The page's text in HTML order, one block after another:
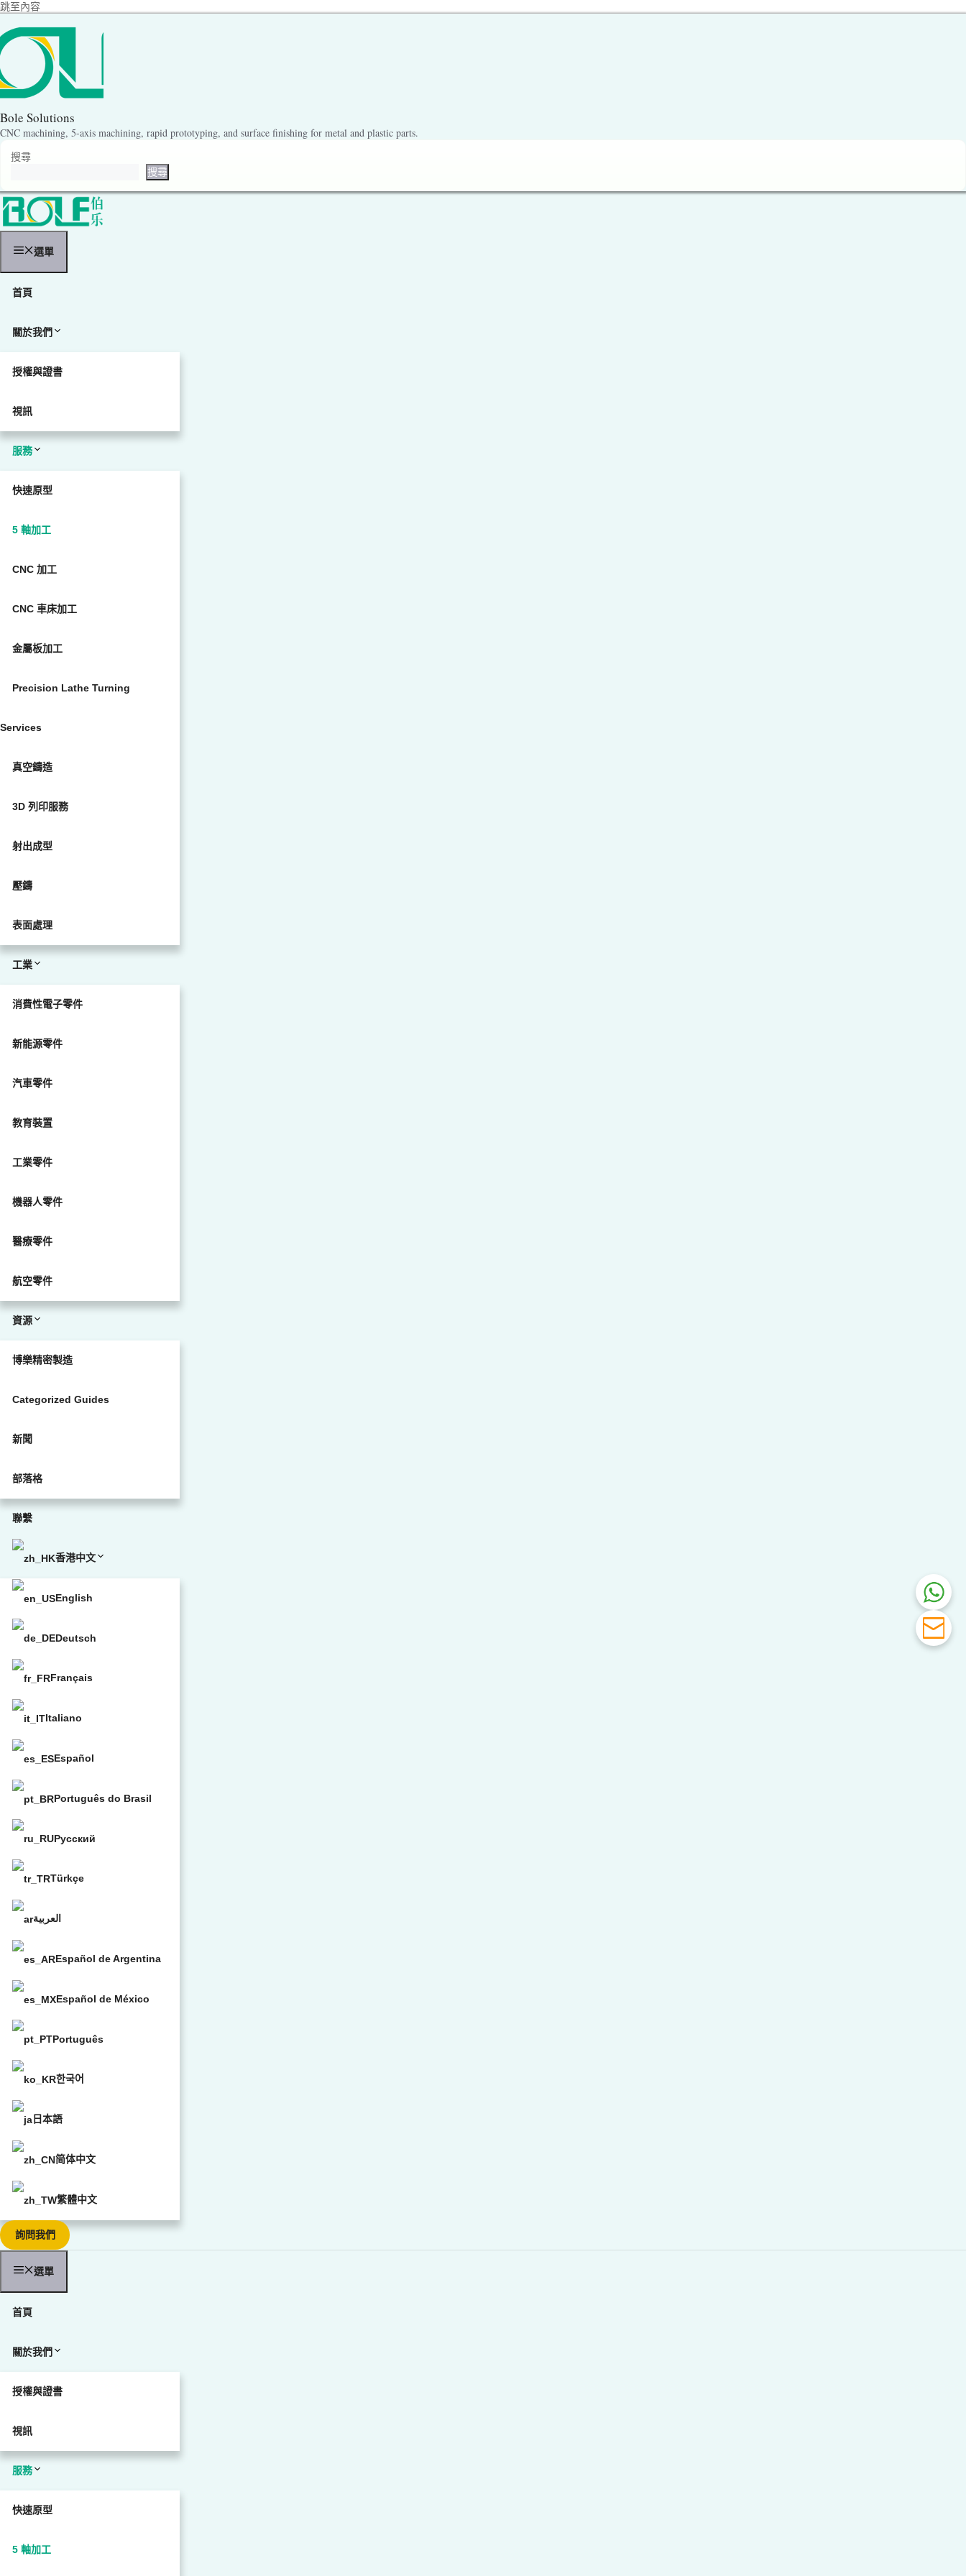
跳至內容
Bole Solutions
CNC machining, 5-axis machining, rapid prototyping, and surface finishing for metal and plastic parts.
搜尋
搜尋
選單
首頁
關於我們
授權與證書
視訊
服務
快速原型
5 軸加工
CNC 加工
CNC 車床加工
金屬板加工
Precision Lathe Turning
Services
真空鑄造
3D 列印服務
射出成型
壓鑄
表面處理
工業
消費性電子零件
新能源零件
汽車零件
教育裝置
工業零件
機器人零件
醫療零件
航空零件
資源
博樂精密製造
Categorized Guides
新聞
部落格
聯繫
香港中文
English
Deutsch
Français
Italiano
Español
Português do Brasil
Русский
Türkçe
العربية
Español de Argentina
Español de México
Português
한국어
日本語
简体中文
繁體中文
詢問我們
選單
首頁
關於我們
授權與證書
視訊
服務
快速原型
5 軸加工